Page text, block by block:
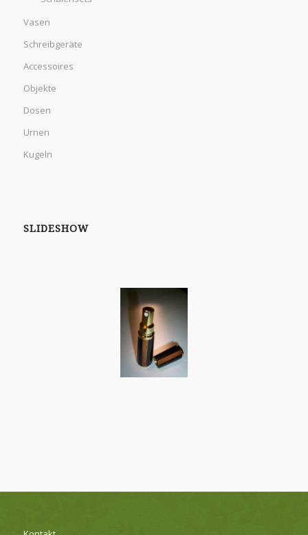
Vasen
Schreibgeräte
Accessoires
Objekte
Dosen
Urnen
Kugeln
SLIDESHOW